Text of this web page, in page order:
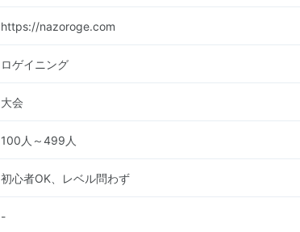
https://nazoroge.com
ロゲイニング
大会
100人～499人
初心者OK、レベル問わず
-